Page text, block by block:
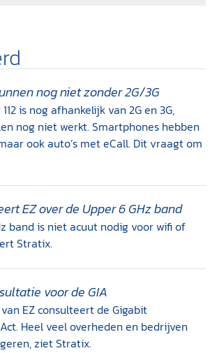
nog niet zonder 2G/3G
is nog afhankelijk van 2G en 3G,
nog niet werkt. Smartphones hebben
ook auto’s met eCall. Dit vraagt om
EZ over de Upper 6 GHz band
band is niet acuut nodig voor wifi of
Stratix.
voor de GIA
EZ consulteert de Gigabit
Heel veel overheden en bedrijven
ziet Stratix.